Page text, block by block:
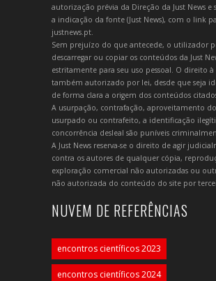
autorização prévia da Direção da Just News e
a indicação da fonte (Just News), com o link
justnews.pt.
Sem prejuízo do que antecede, o utilizador
descarregar ou copiar os conteúdos da Just
estritamente para seu uso pessoal. O direito
também autorizado por lei, desde que seja
de forma clara a origem dos conteúdos
A usurpação, contrafação, aproveitamento
usurpado ou contrafeito, a identificação
concorrência desleal são puníveis
A Just News reserva-se o direito de agir
contra os autores de qualquer cópia,
exploração comercial não autorizadas ou
não autorizada do conteúdo do site por
NUVEM DE REFERÊNCIAS
encontros científicos 2023
encontros científicos 2024